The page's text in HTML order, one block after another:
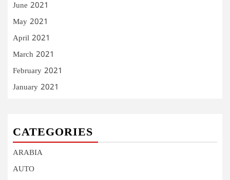
June 2021
May 2021
April 2021
March 2021
February 2021
January 2021
CATEGORIES
ARABIA
AUTO